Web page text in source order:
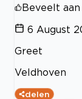
Beveelt aan
6 August
Greet
Veldhoven
delen